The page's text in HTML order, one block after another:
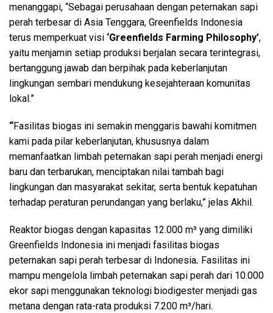
menanggapi, “Sebagai perusahaan dengan peternakan sapi
perah terbesar di Asia Tenggara, Greenfields Indonesia
terus memperkuat visi ‘Greenfields Farming Philosophy’,
yaitu menjamin setiap produksi berjalan secara terintegrasi,
bertanggung jawab dan berpihak pada keberlanjutan
lingkungan sembari mendukung kesejahteraan komunitas
lokal.”
“Fasilitas biogas ini semakin menggaris bawahi komitmen
kami pada pilar keberlanjutan, khususnya dalam
memanfaatkan limbah peternakan sapi perah menjadi energi
baru dan terbarukan, menciptakan nilai tambah bagi
lingkungan dan masyarakat sekitar, serta bentuk kepatuhan
terhadap peraturan perundangan yang berlaku,” jelas Akhil.
Reaktor biogas dengan kapasitas 12.000 m³ yang dimiliki
Greenfields Indonesia ini menjadi fasilitas biogas
peternakan sapi perah terbesar di Indonesia. Fasilitas ini
mampu mengelola limbah peternakan sapi perah dari 10.000
ekor sapi menggunakan teknologi biodigester menjadi gas
metana dengan rata-rata produksi 7.200 m³/hari.